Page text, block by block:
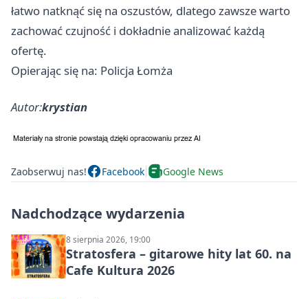
łatwo natknąć się na oszustów, dlatego zawsze warto
zachować czujność i dokładnie analizować każdą
ofertę.
Opierając się na: Policja Łomża
Autor:krystian
Zaobserwuj nas! Facebook Google News
Nadchodzące wydarzenia
8 sierpnia 2026, 19:00
Stratosfera – gitarowe hity lat 60. na
Cafe Kultura 2026